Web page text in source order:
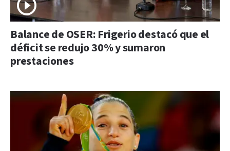
Balance de OSER: Frigerio destacó que el
déficit se redujo 30% y sumaron
prestaciones